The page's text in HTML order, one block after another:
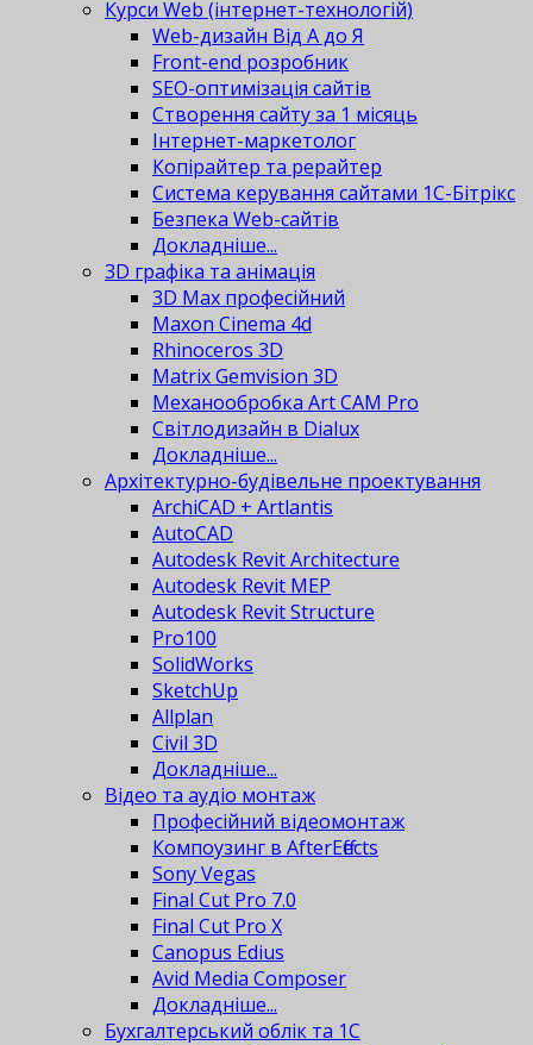
Курси Web (інтернет-технологій)
Web-дизайн Від А до Я
Front-end розробник
SEO-оптимізація сайтів
Створення сайту за 1 місяць
Інтернет-маркетолог
Копірайтер та рерайтер
Система керування сайтами 1С-Бітрікс
Безпека Web-сайтів
Докладніше...
3D графіка та анімація
3D Max професійний
Maxon Cinema 4d
Rhinoceros 3D
Matrix Gemvision 3D
Механообробка Art CAM Pro
Світлодизайн в Dialux
Докладніше...
Архітектурно-будівельне проектування
ArchiCAD + Artlantis
AutoCAD
Autodesk Revit Architecture
Autodesk Revit MEP
Autodesk Revit Structure
Pro100
SolidWorks
SketchUp
Allplan
Civil 3D
Докладніше...
Відео та аудіо монтаж
Професійний відеомонтаж
Компоузинг в AfterEffects
Sony Vegas
Final Cut Pro 7.0
Final Cut Pro X
Canopus Edius
Avid Media Composer
Докладніше...
Бухгалтерський облік та 1С